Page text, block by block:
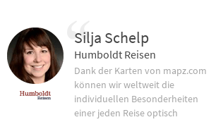
Silja Schelp
Humboldt Reisen
Dank der Karten von mapz.com
können wir weltweit die
individuellen Besonderheiten
einer jeden Reise optisch